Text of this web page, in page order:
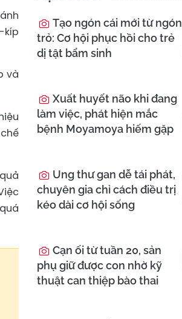
kíp
và
Tạo ngón cái mới từ ngón
trỏ: Cơ hội phục hồi cho trẻ
dị tật bẩm sinh
Xuất huyết não khi đang
làm việc, phát hiện mắc
bệnh Moyamoya hiếm gặp
Ung thư gan dễ tái phát,
chuyên gia chỉ cách điều trị
kéo dài cơ hội sống
Cạn ối từ tuần 20, sản
phụ giữ được con nhờ kỹ
thuật can thiệp bào thai